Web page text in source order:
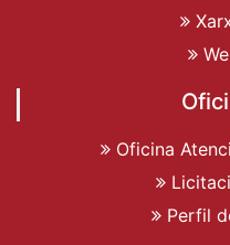
Oficina
Perfil